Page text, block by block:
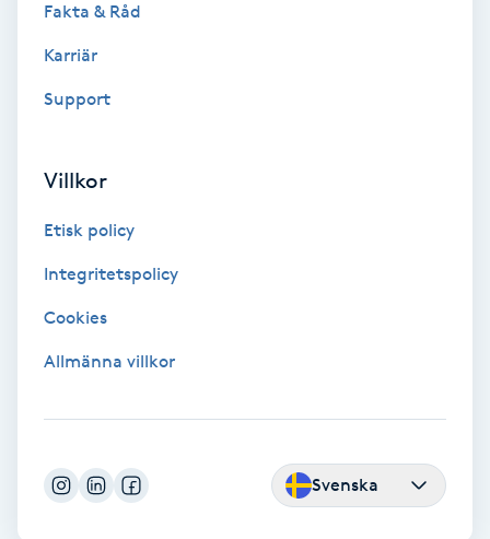
Fillers
Fransar
Fransborttagning
Fransförlängning Megavolym
Fakta & Råd
Karriär
Support
Villkor
Etisk policy
Integritetspolicy
Cookies
Allmänna villkor
Svenska